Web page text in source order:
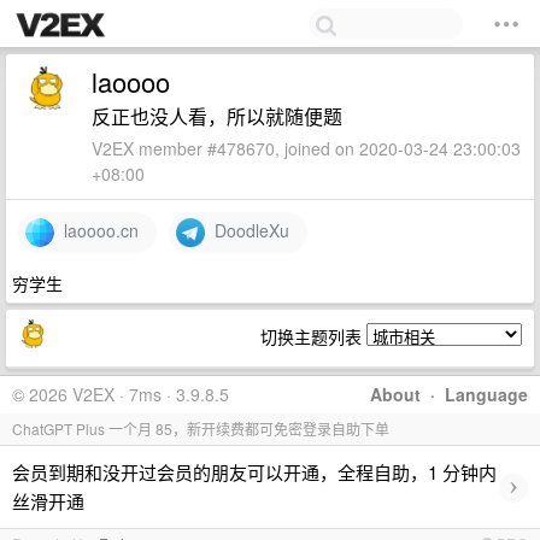
laoooo
反正也没人看，所以就随便题
V2EX member #478670, joined on 2020-03-24 23:00:03
+08:00
laoooo.cn DoodleXu
穷学生
切换主题列表
About · Language
© 2026 V2EX · 7ms · 3.9.8.5
ChatGPT Plus 一个月 85，新开续费都可免密登录自助下单
会员到期和没开过会员的朋友可以开通，全程自助，1 分钟内
丝滑开通
›